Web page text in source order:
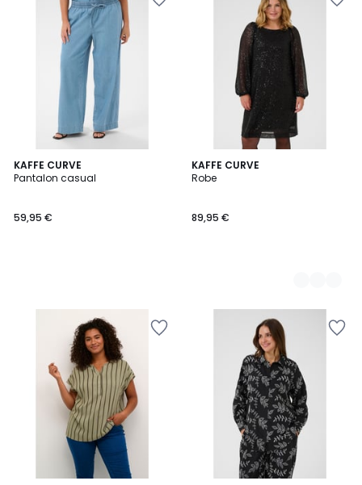
KAFFE CURVE
Pantalon casual
59,95 €
KAFFE CURVE
Robe
89,95 €
3
Couleurs